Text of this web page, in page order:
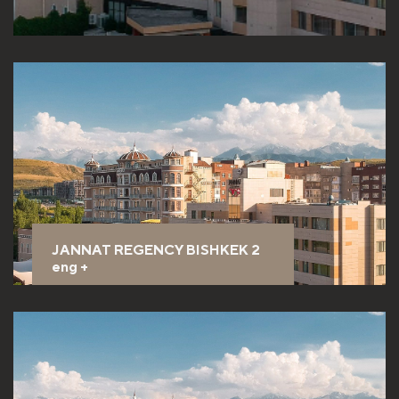
JANNAT REGENCY BISHKEK 2
eng +